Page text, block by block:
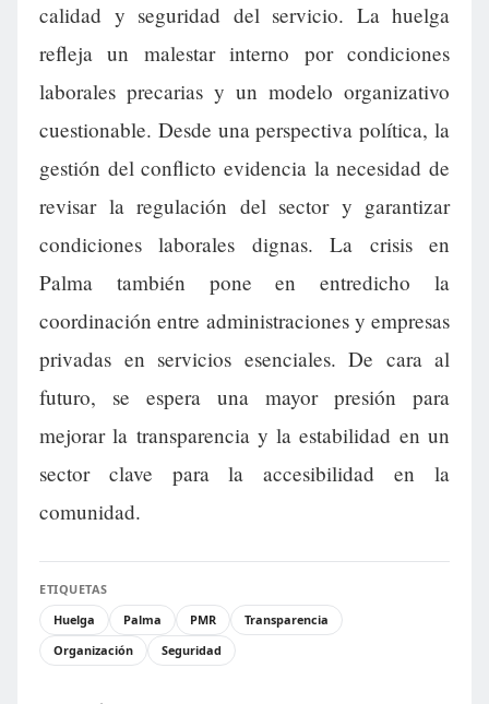
calidad y seguridad del servicio. La huelga
refleja un malestar interno por condiciones
laborales precarias y un modelo organizativo
cuestionable. Desde una perspectiva política, la
gestión del conflicto evidencia la necesidad de
revisar la regulación del sector y garantizar
condiciones laborales dignas. La crisis en
Palma también pone en entredicho la
coordinación entre administraciones y empresas
privadas en servicios esenciales. De cara al
futuro, se espera una mayor presión para
mejorar la transparencia y la estabilidad en un
sector clave para la accesibilidad en la
comunidad.
ETIQUETAS
Huelga
Palma PMR
Transparencia
Organización
Seguridad